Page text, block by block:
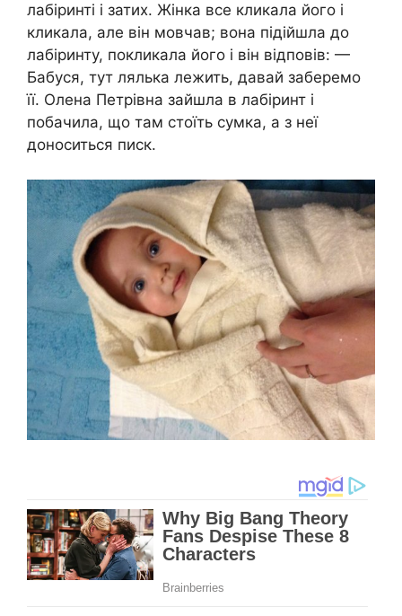
лабіринті і затих. Жінка все кликала його і
кликала, але він мовчав; вона підійшла до
лабіринту, покликала його і він відповів: —
Бабуся, тут лялька лежить, давай заберемо
її. Олена Петрівна зайшла в лабіринт і
побачила, що там стоїть сумка, а з неї
доноситься писк.